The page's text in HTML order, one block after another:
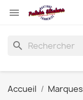

search
Accueil Marques